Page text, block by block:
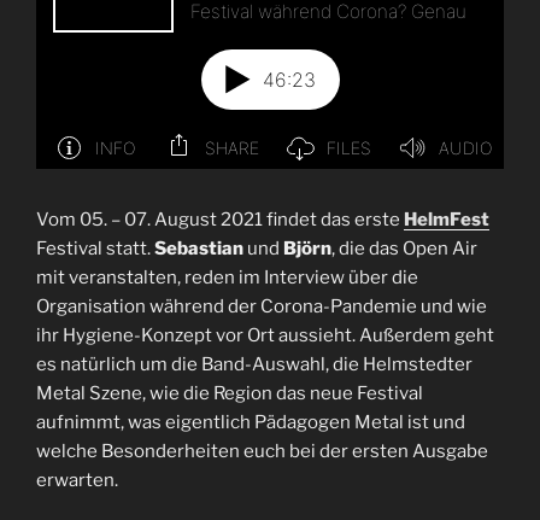
Vom 05. – 07. August 2021 findet das erste HelmFest
Festival statt.Sebastian und Björn, die das Open Air
mit veranstalten, reden im Interview über die
Organisation während der Corona-Pandemie und wie
ihr Hygiene-Konzept vor Ort aussieht. Außerdem geht
es natürlich um die Band-Auswahl, die Helmstedter
Metal Szene, wie die Region das neue Festival
aufnimmt, was eigentlich Pädagogen Metal ist und
welche Besonderheiten euch bei der ersten Ausgabe
erwarten.